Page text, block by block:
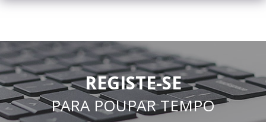
REGISTE-SE
PARA POUPAR TEMPO